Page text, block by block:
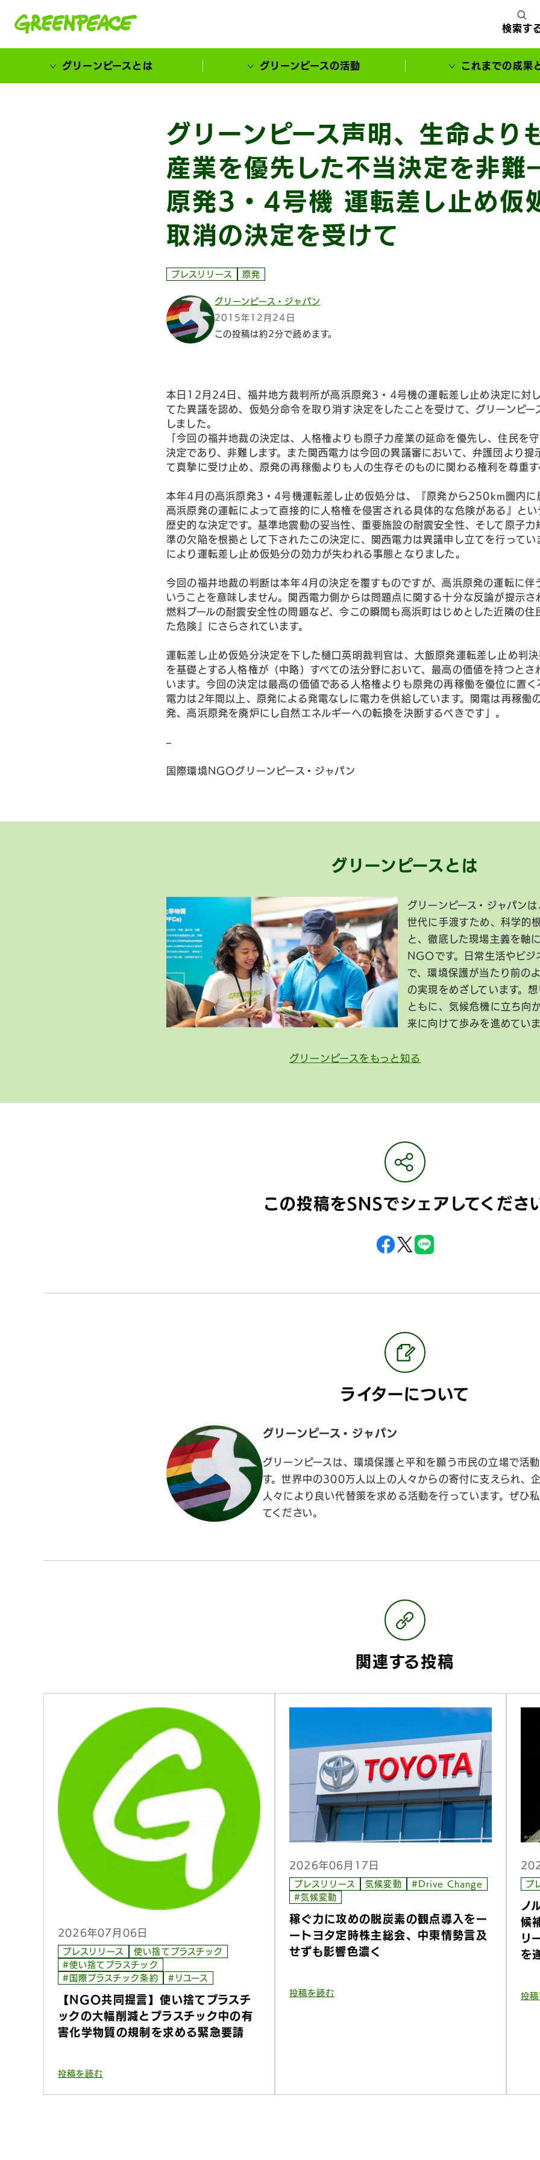
検索す
グリーンピースとは グリーンピースの活動 これまでの成果
グリーンピース声明、生命より
産業を優先した不当決定を非
原発3・4号機 運転差し止め仮
取消の決定を受けて
プレスリリース 原発
グリーンピース・ジャパン
2015年12月24日
この投稿は約2分で読めます。
本日12月24日、福井地方裁判所が高浜原発3・4号機の運転差し止め決定に対
てた異議を認め、仮処分命令を取り消す決定をしたことを受けて、グリーンピ
しました。
「今回の福井地裁の決定は、人格権よりも原子力産業の延命を優先し、住民を
決定であり、非難します。また関西電力は今回の異議審において、弁護団より提
て真摯に受け止め、原発の再稼働よりも人の生存そのものに関わる権利を尊重す
本年4月の高浜原発3・4号機運転差し止め仮処分は、『原発から250km圏内に
高浜原発の運転によって直接的に人格権を侵害される具体的な危険がある』と
歴史的な決定です。基準地震動の妥当性、重要施設の耐震安全性、そして原子
準の欠陥を根拠として下されたこの決定に、関西電力は異議申し立てを行って
により運転差し止め仮処分の効力が失われる事態となりました。
今回の福井地裁の判断は本年4月の決定を覆すものですが、高浜原発の運転に伴
いうことを意味しません。関西電力側からは問題点に関する十分な反論が提示さ
燃料プールの耐震安全性の問題など、今この瞬間も高浜町はじめとした近隣の
た危険』にさらされています。
運転差し止め仮処分決定を下した樋口英明裁判官は、大飯原発運転差し止め判
を基礎とする人格権が（中略）すべての法分野において、最高の価値を持つと
います。今回の決定は最高の価値である人格権よりも原発の再稼働を優位に置
電力は2年間以上、原発による発電なしに電力を供給しています。関電は再稼働
発、高浜原発を廃炉にし自然エネルギーへの転換を決断するべきです」。
–
国際環境NGOグリーンピース・ジャパン
グリーンピースとは
グリーンピース・ジャパン
世代に手渡すため、科学的
と、徹底した現場主義を軸
NGOです。日常生活やビジ
で、環境保護が当たり前の
の実現をめざしています。
ともに、気候危機に立ち向
来に向けて歩みを進めてい
グリーンピースをもっと知る
この投稿をSNSでシェアしてくださ
ライターについて
グリーンピース・ジャパン
グリーンピースは、環境保護と平和を願う市民の立場で活
す。世界中の300万人以上の人々からの寄付に支えられ、
人々により良い代替策を求める活動を行っています。ぜひ
てください。
関連する投稿
2026年07月06日
プレスリリース
使い捨てプラスチック
#使い捨てプラスチック
#国際プラスチック条約
#リユース
【NGO共同提言】使い捨てプラスチ
ックの大幅削減とプラスチック中の有
害化学物質の規制を求める緊急要請
投稿を読む
2026年06月17日
プレスリリース 気候変動
#Drive Change
#気候変動
稼ぐ力に攻めの脱炭素の観点導入をー
ートヨタ定時株主総会、中東情勢言及
せずも影響色濃く
投稿を読む
プ
ノ
候
リ
を
投